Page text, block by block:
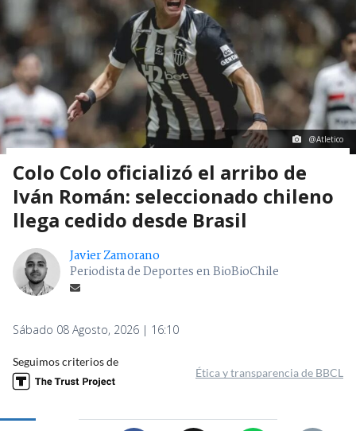
@Atletico
Colo Colo oficializó el arribo de
Iván Román: seleccionado chileno
llega cedido desde Brasil
Javier Zamorano
Periodista de Deportes en BioBioChile
Sábado 08 Agosto, 2026 | 16:10
Seguimos criterios de
Ética y transparencia de BBCL